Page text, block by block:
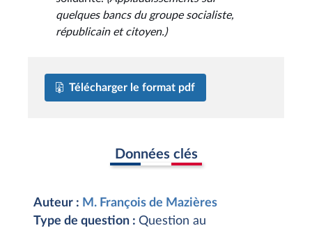
quelques bancs du groupe socialiste,
républicain et citoyen.)
Télécharger le format pdf
Données clés
Auteur : M. François de Mazières
Type de question : Question au